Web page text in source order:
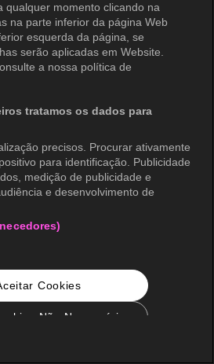
qualquer momento clicando na
na parte inferior da página Web
esquerda da página, se
serão aplicadas em Website.
a nossa política de
tratamos os dados para
precisos. Procurar ativamente
para identificação. Publicidade
medição de publicidade e
e desenvolvimento de
Cookies
Não Necessários